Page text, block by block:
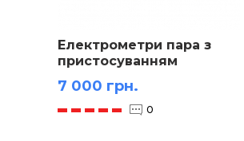
Електрометри пара з
пристосуванням
7 000 грн.
0